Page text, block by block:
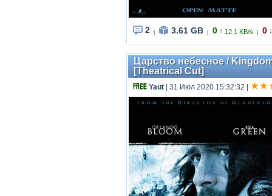
2 3.61 GB 0 ↑ 12.1 KB/s 0 ↓
Царство небесное /
[Theatrical Cut]
Yaut | 31 Июл 2020 15:32:32